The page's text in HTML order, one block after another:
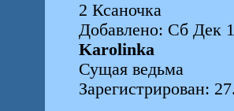
2 Ксаночка
Добавлено: Сб Дек
Karolinka
Сущая ведьма
Зарегистрирован: